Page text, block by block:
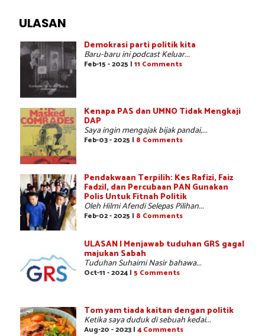
ULASAN
Demokrasi parti politik kita
Baru-baru ini podcast Keluar...
Feb-15 - 2025 | 11 Comments
Kenapa PAS dan UMNO Tidak Mengkaji
DAP
Saya ingin mengajak bijak pandai,...
Feb-03 - 2025 | 8 Comments
Pendakwaan Terpilih: Kes Rafizi, Faiz
Fadzil, dan Percubaan PAN Gunakan
Polis Untuk Fitnah Politik
Oleh Hilmi Afendi Selepas Pilihan...
Feb-02 - 2025 | 8 Comments
ULASAN | Menjawab tuduhan GRS gagal
majukan Sabah
Tuduhan Suhaimi Nasir bahawa...
Oct-11 - 2024 | 5 Comments
Tom yam tiada kaitan dengan politik
Ketika saya duduk di sebuah kedai...
Aug-20 - 2023 | 4 Comments